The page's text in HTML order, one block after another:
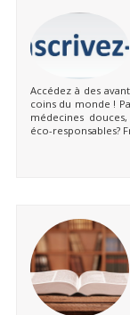
Accédez à des
coins du monde !
médecines
éco-responsables?